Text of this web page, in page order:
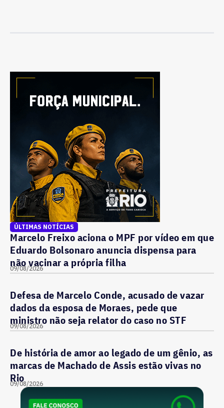
ÚLTIMAS NOTÍCIAS
Marcelo Freixo aciona o MPF por vídeo em que
Eduardo Bolsonaro anuncia dispensa para
não vacinar a própria filha
09/08/2026
Defesa de Marcelo Conde, acusado de vazar
dados da esposa de Moraes, pede que
ministro não seja relator do caso no STF
09/08/2026
De história de amor ao legado de um gênio, as
marcas de Machado de Assis estão vivas no
Rio
09/08/2026